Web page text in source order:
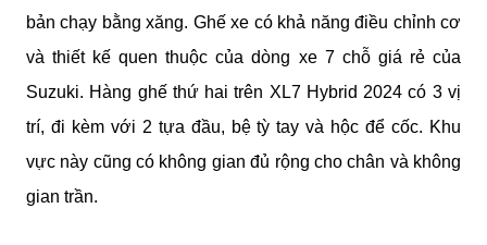
bản chạy bằng xăng. Ghế xe có khả năng điều chỉnh cơ
và thiết kế quen thuộc của dòng xe 7 chỗ giá rẻ của
Suzuki. Hàng ghế thứ hai trên XL7 Hybrid 2024 có 3 vị
trí, đi kèm với 2 tựa đầu, bệ tỳ tay và hộc để cốc. Khu
vực này cũng có không gian đủ rộng cho chân và không
gian trần.